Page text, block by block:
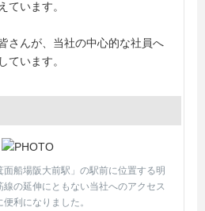
ています。
さんが、当社の中心的な社員へ
ています。
船場阪大前駅」の駅前に位置する明
の延伸にともない当社へのアクセス
利になりました。